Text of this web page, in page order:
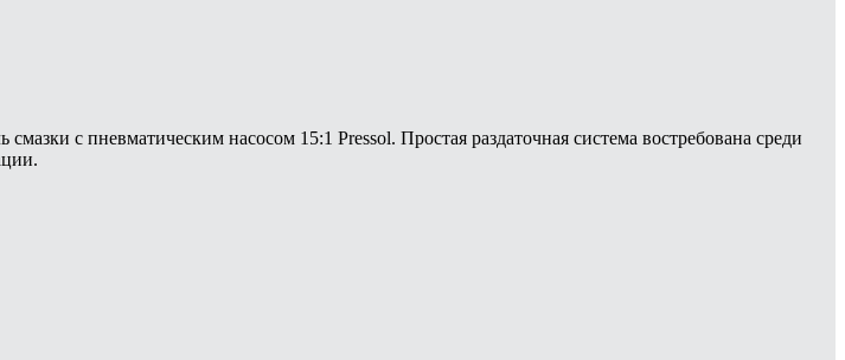
с пневматическим насосом 15:1 Pressol. Простая раздаточная система востребована среди